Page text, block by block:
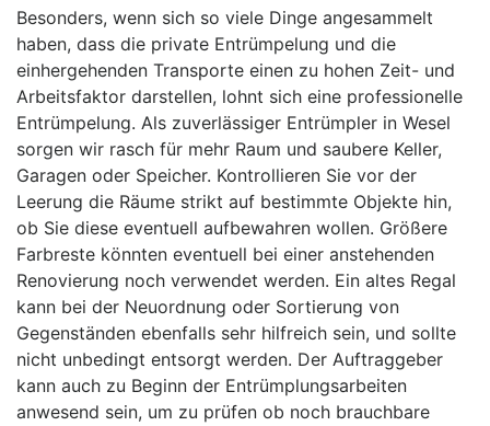
Besonders, wenn sich so viele Dinge angesammelt
haben, dass die private Entrümpelung und die
einhergehenden Transporte einen zu hohen Zeit- und
Arbeitsfaktor darstellen, lohnt sich eine professionelle
Entrümpelung. Als zuverlässiger Entrümpler in Wesel
sorgen wir rasch für mehr Raum und saubere Keller,
Garagen oder Speicher. Kontrollieren Sie vor der
Leerung die Räume strikt auf bestimmte Objekte hin,
ob Sie diese eventuell aufbewahren wollen. Größere
Farbreste könnten eventuell bei einer anstehenden
Renovierung noch verwendet werden. Ein altes Regal
kann bei der Neuordnung oder Sortierung von
Gegenständen ebenfalls sehr hilfreich sein, und sollte
nicht unbedingt entsorgt werden. Der Auftraggeber
kann auch zu Beginn der Entrümplungsarbeiten
anwesend sein, um zu prüfen ob noch brauchbare